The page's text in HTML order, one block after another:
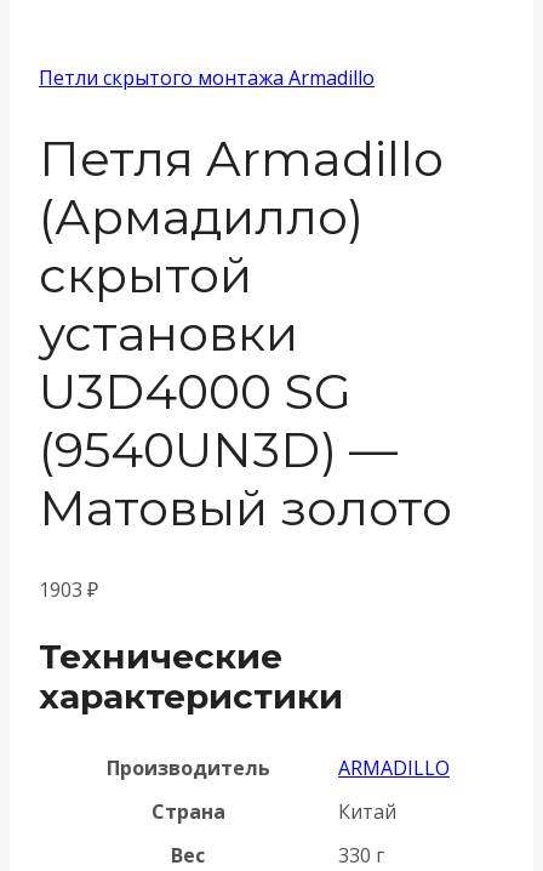
Петли скрытого монтажа Armadillo
Петля Armadillo
(Армадилло)
скрытой
установки
U3D4000 SG
(9540UN3D) —
Матовый золото
1903 ₽
Технические
характеристики
Производитель
ARMADILLO
Страна
Китай
Вес
330 г